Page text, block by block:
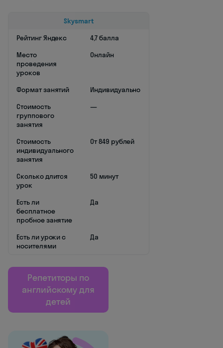
Skysmart
Рейтинг Яндекс
4,7 балла
Место
проведения
уроков
Онлайн
Формат занятий
Индивидуально
Стоимость
группового
занятия
—
Стоимость
индивидуального
занятия
От 849 рублей
Сколько длится
урок
50 минут
Есть ли
бесплатное
пробное занятие
Да
Есть ли уроки с
носителями
Да
Репетиторы по
английскому для
детей